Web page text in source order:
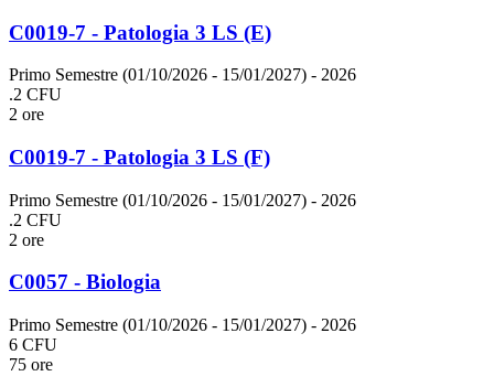
C0019-7 - Patologia 3 LS (E)
Primo Semestre (01/10/2026 - 15/01/2027) - 2026
.2 CFU
2 ore
C0019-7 - Patologia 3 LS (F)
Primo Semestre (01/10/2026 - 15/01/2027) - 2026
.2 CFU
2 ore
C0057 - Biologia
Primo Semestre (01/10/2026 - 15/01/2027) - 2026
6 CFU
75 ore